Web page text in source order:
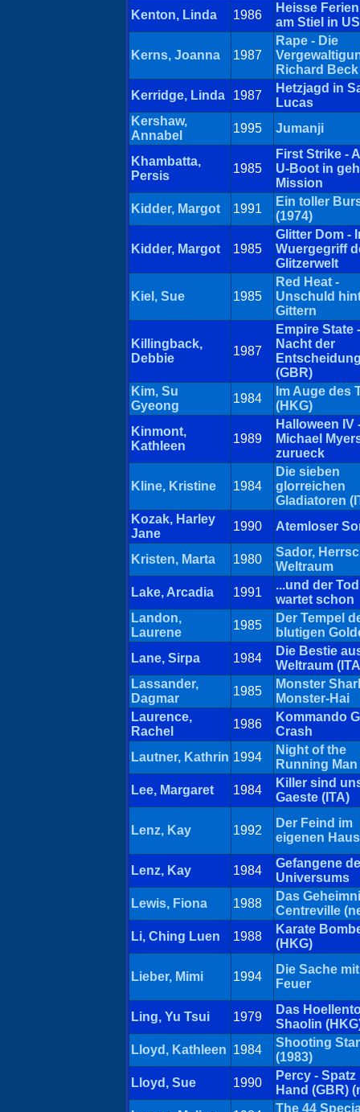
Kenton, Linda 1986
Heisse
am Stiel in
Kerns, Joanna 1987
Rape - Die
Richard Beck
Kerridge, Linda
1987
Hetzjagd in
Lucas
Kershaw,
Annabel
1995 Jumanji
Khambatta,
Persis
1985
First Strike -
U-Boot in
Mission
Kidder, Margot
1991
Ein toller
(1974)
Kidder, Margot 1985
Glitter Dom -
Wuergegriff
Glitzerwelt
Kiel, Sue 1985
Red Heat -
Unschuld
Gittern
Killingback,
Debbie
1987
Empire State
Nacht der
(GBR)
Kim, Su
Gyeong
1984
Im Auge des
(HKG)
Kinmont,
Kathleen
1989
Halloween IV
Michael
zurueck
Kline, Kristine 1984
Die sieben
glorreichen
Gladiatoren
Kozak, Harley
Jane
1990 Atemloser
Kristen, Marta 1980
Sador,
Weltraum
Lake, Arcadia
1991
...und der Tod
wartet schon
Landon,
Laurene
1985
Der Tempel
blutigen
Lane, Sirpa
1984
Die Bestie
Weltraum
Lassander,
Dagmar
1985
Monster
Monster-Hai
Laurence,
Rachel
1986
Kommando
Crash
Lautner, Kathrin 1994
Night of the
Running Man
Lee, Margaret
1984
Killer sind
Gaeste (ITA)
Lenz, Kay 1992
Der Feind im
eigenen Haus
Lenz, Kay 1984
Gefangene
Universums
Lewis, Fiona
1988
Das
Centreville
Li, Ching Luen
1988
Karate
(HKG)
Lieber, Mimi 1994
Die Sache
Feuer
Ling, Yu Tsui 1979
Das
Shaolin
Lloyd, Kathleen 1984
Shooting
(1983)
Lloyd, Sue
1990
Percy - Spatz
Hand (GBR)
The 44